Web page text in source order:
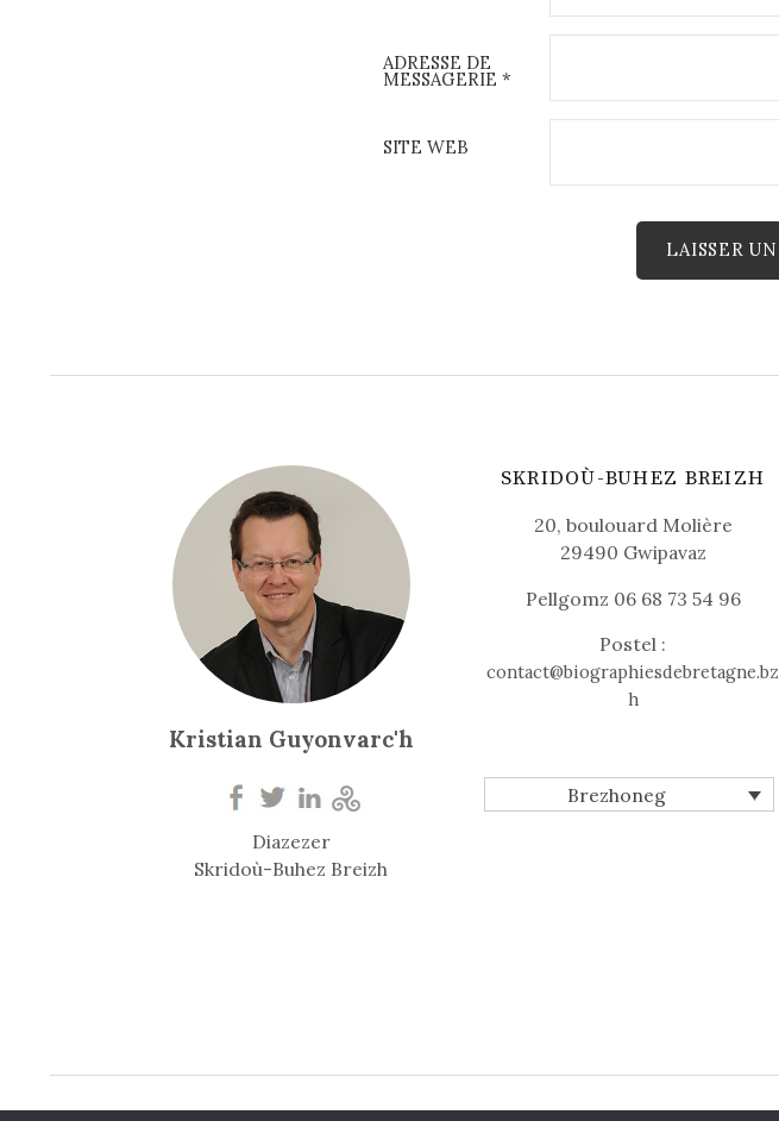
ADRESSE DE
MESSAGERIE *
SITE WEB
Kristian Guyonvarc'h
Diazezer
Skridoù-Buhez Breizh
SKRIDOÙ-BUHEZ BREIZH
20, boulouard Molière
29490 Gwipavaz
Pellgomz 06 68 73 54 96
Postel :
contact@biographiesdebretagne.bz
h
Brezhoneg